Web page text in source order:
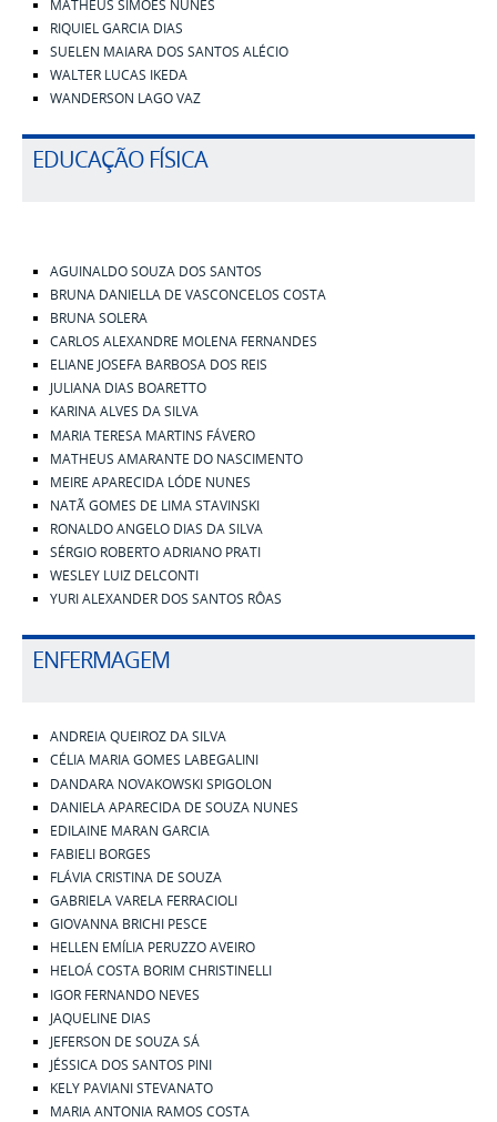
MATHEUS SIMÕES NUNES
RIQUIEL GARCIA DIAS
SUELEN MAIARA DOS SANTOS ALÉCIO
WALTER LUCAS IKEDA
WANDERSON LAGO VAZ
EDUCAÇÃO FÍSICA
AGUINALDO SOUZA DOS SANTOS
BRUNA DANIELLA DE VASCONCELOS COSTA
BRUNA SOLERA
CARLOS ALEXANDRE MOLENA FERNANDES
ELIANE JOSEFA BARBOSA DOS REIS
JULIANA DIAS BOARETTO
KARINA ALVES DA SILVA
MARIA TERESA MARTINS FÁVERO
MATHEUS AMARANTE DO NASCIMENTO
MEIRE APARECIDA LÓDE NUNES
NATÃ GOMES DE LIMA STAVINSKI
RONALDO ANGELO DIAS DA SILVA
SÉRGIO ROBERTO ADRIANO PRATI
WESLEY LUIZ DELCONTI
YURI ALEXANDER DOS SANTOS RÔAS
ENFERMAGEM
ANDREIA QUEIROZ DA SILVA
CÉLIA MARIA GOMES LABEGALINI
DANDARA NOVAKOWSKI SPIGOLON
DANIELA APARECIDA DE SOUZA NUNES
EDILAINE MARAN GARCIA
FABIELI BORGES
FLÁVIA CRISTINA DE SOUZA
GABRIELA VARELA FERRACIOLI
GIOVANNA BRICHI PESCE
HELLEN EMÍLIA PERUZZO AVEIRO
HELOÁ COSTA BORIM CHRISTINELLI
IGOR FERNANDO NEVES
JAQUELINE DIAS
JEFERSON DE SOUZA SÁ
JÉSSICA DOS SANTOS PINI
KELY PAVIANI STEVANATO
MARIA ANTONIA RAMOS COSTA